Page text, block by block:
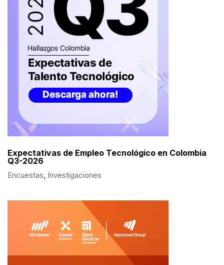
Expectativas de Empleo Tecnológico en Colombia
Q3-2026
Encuestas, Investigaciones